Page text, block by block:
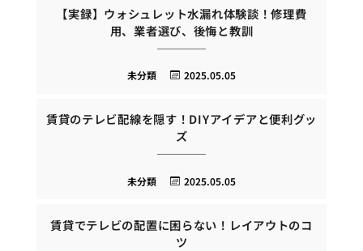
【実録】ウォシュレット水漏れ体験談！修理費
用、業者選び、後悔と教訓
2025.05.05
未分類
賃貸のテレビ配線を隠す！DIYアイデアと便利グッ
ズ
2025.05.05
未分類
賃貸でテレビの配置に困らない！レイアウトのコ
ツ